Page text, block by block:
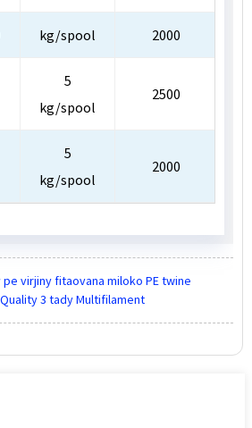
kg/spool 2000
5
kg/spool
2500
5
kg/spool
2000
pe virjiny fitaovana miloko PE twine
3 tady Multifilament